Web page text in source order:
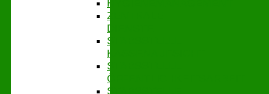
HYGIENEMANAGEMENT
ZENTRALE
DIENSTE
STABSSTELLE
KASSENAUFSICHT
STABSSTELLE
ÖFFENTLICHKEITSARBEIT
STABSSTELLE